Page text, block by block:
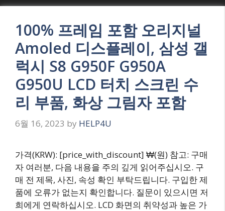
100% 프레임 포함 오리지널
Amoled 디스플레이, 삼성 갤
럭시 S8 G950F G950A
G950U LCD 터치 스크린 수
리 부품, 화상 그림자 포함
6월 16, 2023 by HELP4U
가격(KRW): [price_with_discount] ₩(원) 참고: 구매
자 여러분, 다음 내용을 주의 깊게 읽어주십시오. 구
매 전 제목, 사진, 속성 확인 부탁드립니다. 구입한 제
품에 오류가 없는지 확인합니다. 질문이 있으시면 저
희에게 연락하십시오. LCD 화면의 취약성과 높은 가